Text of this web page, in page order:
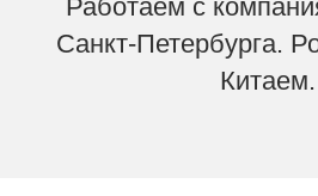
Работаем с
Санкт-Петербурга.
Китаем.